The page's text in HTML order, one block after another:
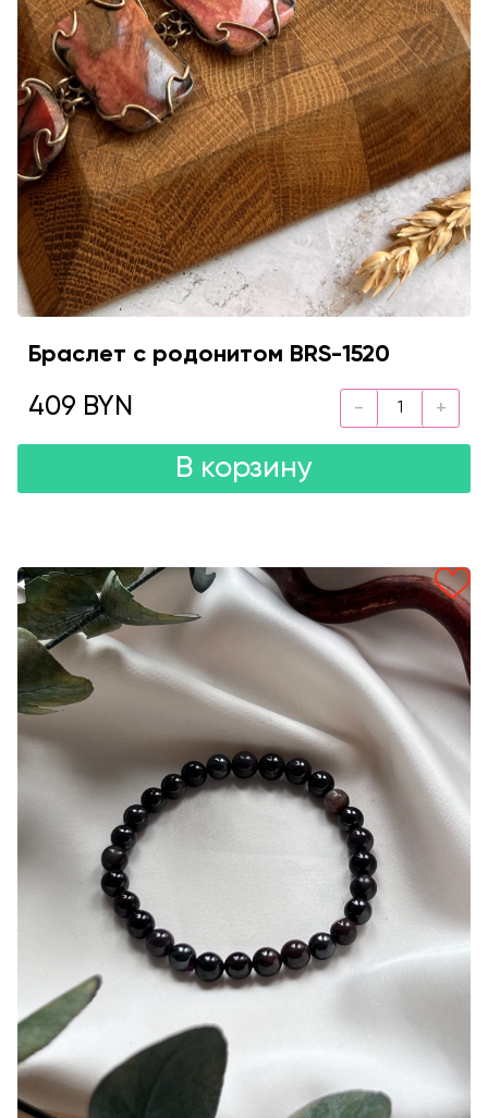
Браслет с родонитом BRS-1520
409 BYN
В корзину